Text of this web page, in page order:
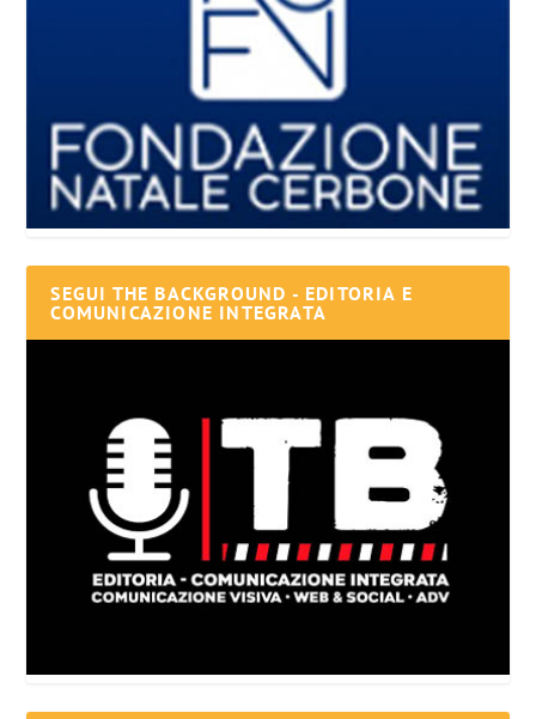
SEGUI THE BACKGROUND - EDITORIA E
COMUNICAZIONE INTEGRATA